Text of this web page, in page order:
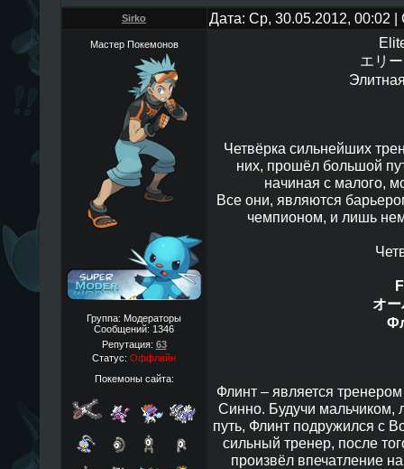
Sirko Дата: Ср, 30.05.2012, 00:02
Мастер Покемонов
Группа: Модераторы
Сообщений: 1346
Репутация: 63
Статус: Оффлайн
Покемоны сайта:
エリ
Четвёрка сильнейших
них, прошёл большой
начиная с малого,
Все они, являются
чемпионом, и лишь
オ
Флинт – является
Синно. Будучи
путь, Флинт подружился с
сильный тренер, после
произвёл впечатление